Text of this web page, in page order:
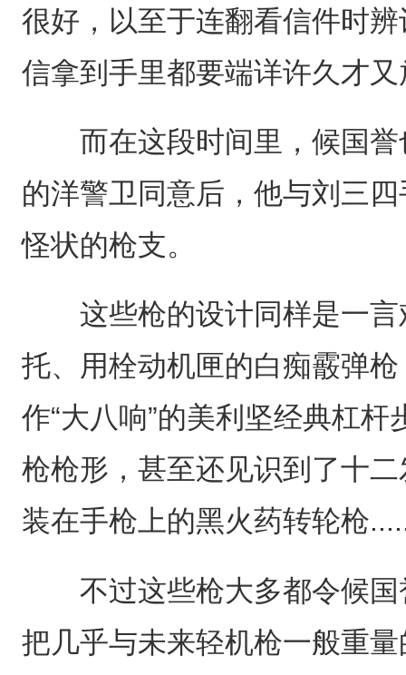
很好，以至于连翻看信件时
信拿到手里都要端详许久才
而在这段时间里，候国誉
的洋警卫同意后，他与刘三
怪状的枪支。
这些枪的设计同样是一言
托、用栓动机匣的白痴霰弹
作“大八响”的美利坚经典杠
枪枪形，甚至还见识到了十
装在手枪上的黑火药转轮枪
不过这些枪大多都令候国
把几乎与未来轻机枪一般重